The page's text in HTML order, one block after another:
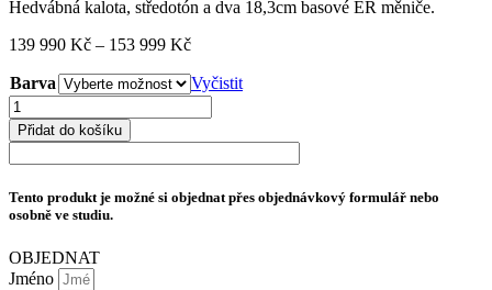
Hedvábná kalota, středotón a dva 18,3cm basové ER měniče.
139 990 Kč – 153 999 KčRozpětí
139
990 Kč
až
153
999 Kč
Barva
Vyčistit
AudioSolutions
Overture
O305F
množství
Přidat do košíku
Tento produkt je možné si objednat přes objednávkový formulář nebo
osobně ve studiu.
OBJEDNAT
Jméno